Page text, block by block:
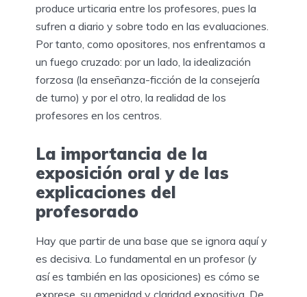
produce urticaria entre los profesores, pues la
sufren a diario y sobre todo en las evaluaciones.
Por tanto, como opositores, nos enfrentamos a
un fuego cruzado: por un lado, la idealización
forzosa (la enseñanza-ficción de la consejería
de turno) y por el otro, la realidad de los
profesores en los centros.
La importancia de la
exposición oral y de las
explicaciones del
profesorado
Hay que partir de una base que se ignora aquí y
es decisiva. Lo fundamental en un profesor (y
así es también en las oposiciones) es cómo se